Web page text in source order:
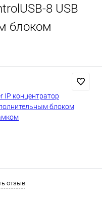
8 USB
блоком
отзыв